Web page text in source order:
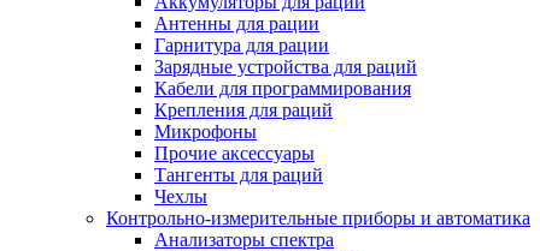
Антенны для рации
Гарнитура для рации
Зарядные устройства для раций
Кабели для программирования
Крепления для раций
Микрофоны
Прочие аксессуары
Тангенты для раций
Чехлы
Контрольно-измерительные приборы и автоматика
Анализаторы спектра